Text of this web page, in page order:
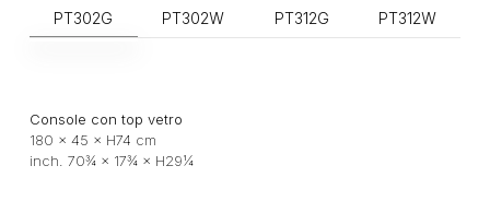
PT302G PT302W PT312G PT312W
Console con top vetro
180 × 45 × H74 cm
inch. 70¾ × 17¾ × H29¼